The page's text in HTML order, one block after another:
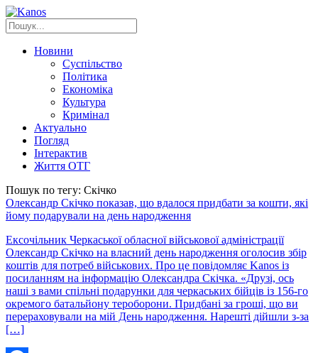
Новини
Суспільство
Політика
Економіка
Культура
Кримінал
Актуально
Погляд
Інтерактив
Життя ОТГ
Пошук по тегу: Скічко
Олександр Скічко показав, що вдалося придбати за кошти, які
йому подарували на день народження
Ексочільник Черкаської обласної військової адміністрації
Олександр Скічко на власний день народження оголосив збір
коштів для потреб військових. Про це повідомляє Kanos із
посиланням на інформацію Олександра Скічка. «Друзі, ось
наші з вами спільні подарунки для черкаських бійців із 156-го
окремого батальйону тероборони. Придбані за гроші, що ви
перераховували на мій День народження. Нарешті дійшли з-за
[…]